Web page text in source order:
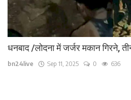
धनबाद /लोदना में जर्जर मकान गिरने,
bn24live Sep 11, 2025 0 636